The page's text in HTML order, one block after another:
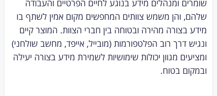
שומרים ומנהלים מידע בנוגע לחיים הפרטיים והעבודה
שלהם, והן משמש צוותים המחפשים מקום אמין לשתף בו
מידע בצורה מהירה ובטוחה בין חברי הצוות. המוצר קיים
ונגיש דרך רוב הפלטפורמות (מובייל, אייפד, מחשב שולחני)
ומציעים מגוון יכולות שימושיות לשמירת מידע בצורה יעילה
ובמקום בטוח.